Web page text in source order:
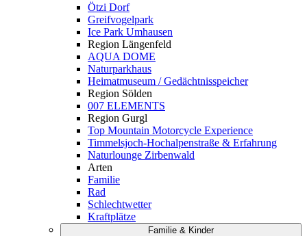
Ötzi Dorf
Greifvogelpark
Ice Park Umhausen
Region Längenfeld
AQUA DOME
Naturparkhaus
Heimatmuseum / Gedächtnisspeicher
Region Sölden
007 ELEMENTS
Region Gurgl
Top Mountain Motorcycle Experience
Timmelsjoch-Hochalpenstraße & Erfahrung
Naturlounge Zirbenwald
Arten
Familie
Rad
Schlechtwetter
Kraftplätze
Familie & Kinder